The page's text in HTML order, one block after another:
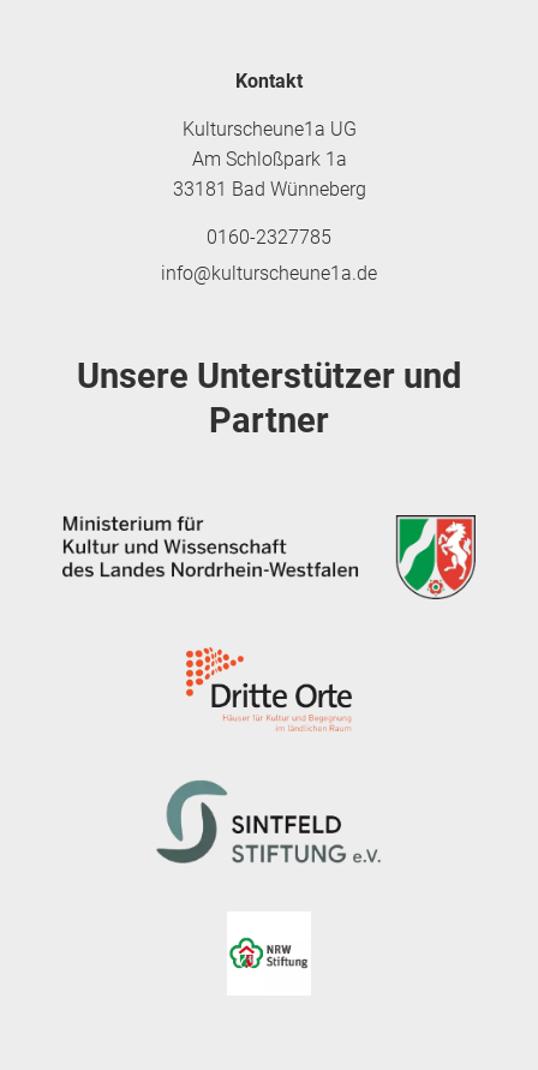
Kontakt
Kulturscheune1a UG
Am Schloßpark 1a
33181 Bad Wünneberg
0160-2327785
info@kulturscheune1a.de
Unsere Unterstützer und
Partner